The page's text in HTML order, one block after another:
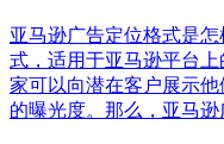
亚马逊广告定位格式是
式，适用于亚马逊平台
家可以向潜在客户展示
的曝光度。那么，亚马